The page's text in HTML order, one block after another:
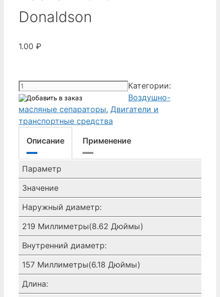
Donaldson
1.00 ₽
Количество
товара
сепараторы
воздух
P782921
Donaldson
Категории:
Воздушно-
масляные сепараторы, Двигатели и
транспортные средства
Описание
Применение
Параметр
Значение
Наружный диаметр:
219 Миллиметры(8.62 Дюймы)
Внутренний диаметр:
157 Миллиметры(6.18 Дюймы)
Длина: